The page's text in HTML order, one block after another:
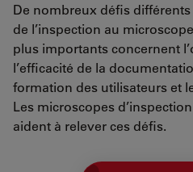
De nombreux défis
de l’inspection au
plus importants concernent
l’efficacité de la
formation des utilisateurs et
Les microscopes
aident à relever ces défis.